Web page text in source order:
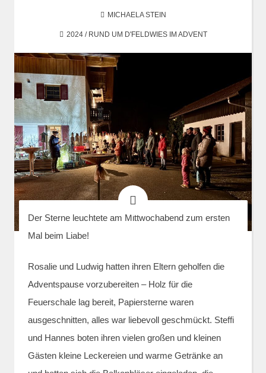
MICHAELA STEIN
2024/ RUND UM D'FELDWIES IM ADVENT
Der Sterne leuchtete am Mittwochabend zum ersten
Mal beim Liabe!
Rosalie und Ludwig hatten ihren Eltern geholfen die
Adventspause vorzubereiten – Holz für die
Feuerschale lag bereit, Papiersterne waren
ausgeschnitten, alles war liebevoll geschmückt. Steffi
und Hannes boten ihren vielen großen und kleinen
Gästen kleine Leckereien und warme Getränke an